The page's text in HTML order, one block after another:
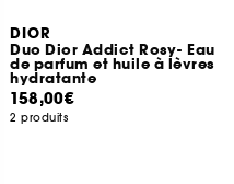
DIOR
Duo Dior Addict Rosy- Eau
de parfum et huile à lèvres
hydratante
158,00€
2 produits